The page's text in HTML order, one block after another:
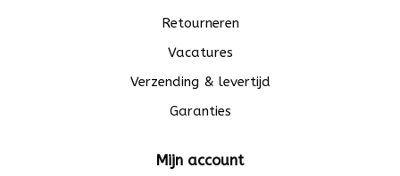
Retourneren
Vacatures
Verzending & levertijd
Garanties
Mijn account